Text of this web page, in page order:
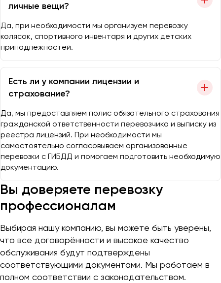
личные вещи?
Да, при необходимости мы организуем перевозку
колясок, спортивного инвентаря и других детских
принадлежностей.
Есть ли у компании лицензии и
страхование?
Да, мы предоставляем полис обязательного страхования
гражданской ответственности перевозчика и выписку из
реестра лицензий. При необходимости мы
самостоятельно согласовываем организованные
перевозки с ГИБДД и помогаем подготовить необходимую
документацию.
Вы доверяете перевозку
профессионалам
Выбирая нашу компанию, вы можете быть уверены,
что все договорённости и высокое качество
обслуживания будут подтверждены
соответствующими документами. Мы работаем в
полном соответствии с законодательством.